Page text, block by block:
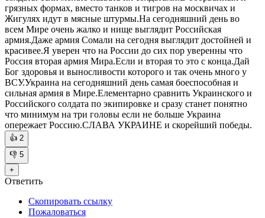
грязных формах, вместо танков и тигров на москвичах и
Жигулях идут в мясные штурмы.На сегодняшний день во
всем Мире очень жалко и нище выглядит Российская
армия.Даже армия Сомали на сегодня выглядит достойней и
красивее.Я уверен что на России до сих пор уверенны что
Россия вторая армия Мира.Если и вторая то это с конца.Дай
Бог здоровья и выносливости которого и так очень много у
ВСУ.Украина на сегодняшний день самая боеспособная и
сильная армия в Мире.Елементарно сравнить Украинского и
Российского солдата по экипировке и сразу станет понятно
что минимум на три головы если не больше Украина
опережает Россию.СЛАВА УКРАИНЕ и скорейший победы.
👍 2
👎 5
+
Ответить
Скопировать ссылку
Пожаловаться